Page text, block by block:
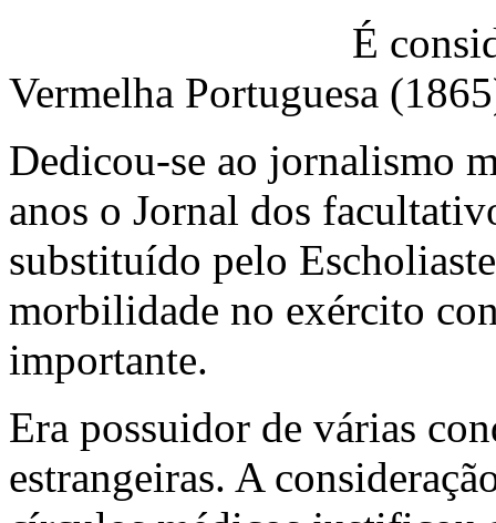
É
Vermelha Portuguesa
Dedicou-se ao jornalismo
anos o Jornal dos
substituído pelo
morbilidade no exército
importante.
Era possuidor de várias
estrangeiras. A